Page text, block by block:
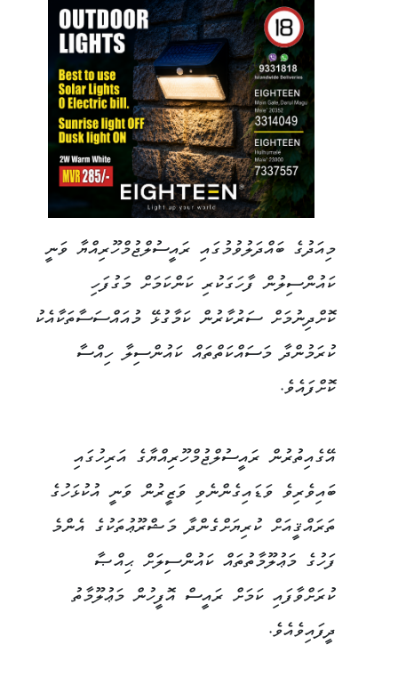
މިއަދުގެ ބައްދަލުވުމުގައި ރައީސުލްޖުމްހޫރިއްޔާ ވަނީ
ކައުންސިލުން ފާހަގަކުރި ކަންކަމަށް މަގުފަހި
ކޮށްދިނުމަށް ސަރުކާރުން ކަމާގުޅޭ މުއައްސަސާތަކާއެކު
ކުރަމުންދާ މަސައްކަތްތައް ކައުންސިލާ ހިއްސާ
ކޮށްފައެވެ.
އޭގެއިތުރުން ރައީސުލްޖުމްހޫރިއްޔާގެ އަރިހުގައި
ބައިވެރިވެ ވަޑައިގެންނެވި ވަޒީރުން ވަނީ އުކުޅަހުގެ
ތަރައްޤީއަށް ކުރިޔަށްގެންދާ މަޝްރޫޢުތަކުގެ އެންމެ
ފަހުގެ މަޢުލޫމާތުތައް ކައުންސިލަށް ޙިއްޞާ
ކުރަށްވާފައި ކަމަށް ރައީސް އޮފީހުން މަޢުލޫމާތު
ދީފައިވެއެވެ.